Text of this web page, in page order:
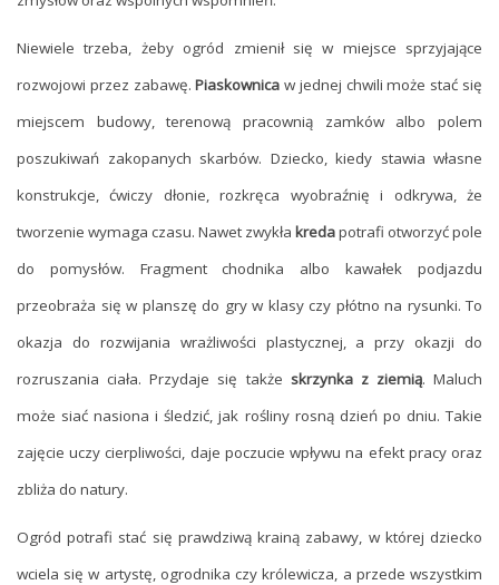
Niewiele trzeba, żeby ogród zmienił się w miejsce sprzyjające
rozwojowi przez zabawę.Piaskownica w jednej chwili może stać się
miejscem budowy, terenową pracownią zamków albo polem
poszukiwań zakopanych skarbów. Dziecko, kiedy stawia własne
konstrukcje, ćwiczy dłonie, rozkręca wyobraźnię i odkrywa, że
tworzenie wymaga czasu. Nawet zwykła kredapotrafi otworzyć pole
do pomysłów. Fragment chodnika albo kawałek podjazdu
przeobraża się w planszę do gry w klasy czy płótno na rysunki. To
okazja do rozwijania wrażliwości plastycznej, a przy okazji do
rozruszania ciała. Przydaje się także skrzynka z ziemią. Maluch
może siać nasiona i śledzić, jak rośliny rosną dzień po dniu. Takie
zajęcie uczy cierpliwości, daje poczucie wpływu na efekt pracy oraz
zbliża do natury.
Ogród potrafi stać się prawdziwą krainą zabawy, w której dziecko
wciela się w artystę, ogrodnika czy królewicza, a przede wszystkim